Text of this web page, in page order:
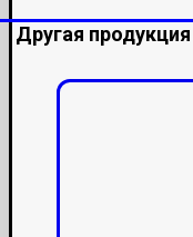
Другая продукция